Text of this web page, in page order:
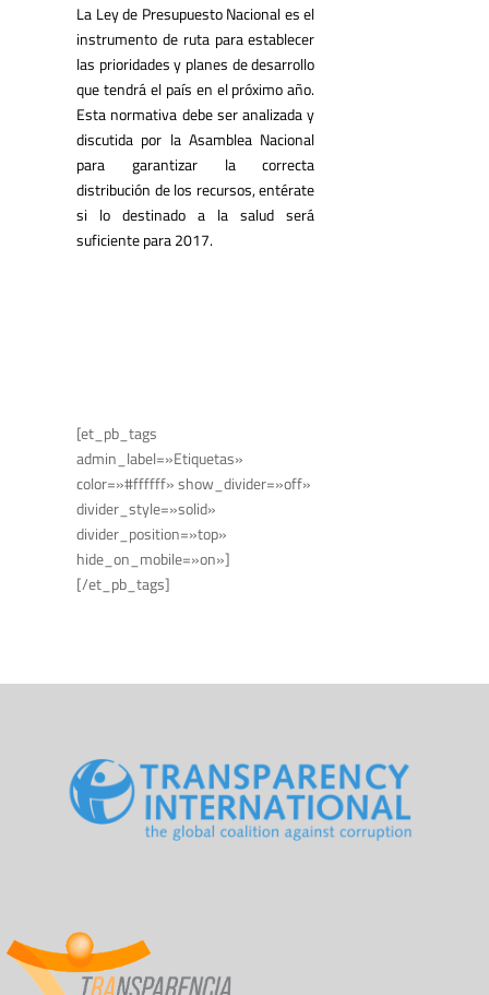
La Ley de Presupuesto Nacional es el
instrumento de ruta para establecer
las prioridades y planes de desarrollo
que tendrá el país en el próximo año.
Esta normativa debe ser analizada y
discutida por la Asamblea Nacional
para garantizar la correcta
distribución de los recursos, entérate
si lo destinado a la salud será
suficiente para 2017.
[et_pb_tags
admin_label=»Etiquetas»
color=»#ffffff» show_divider=»off»
divider_style=»solid»
divider_position=»top»
hide_on_mobile=»on»]
[/et_pb_tags]